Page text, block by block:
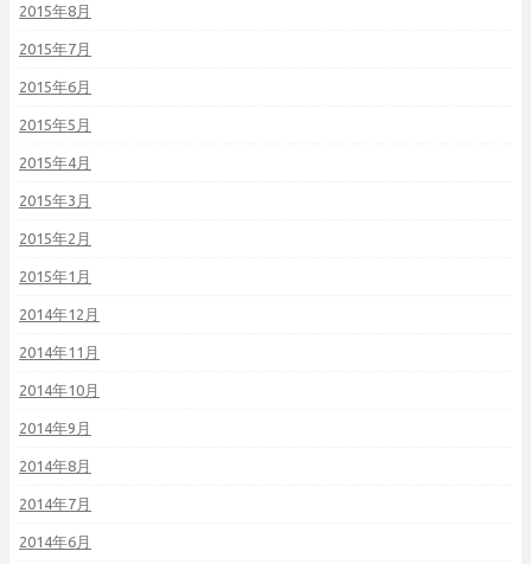
2015年8月
2015年7月
2015年6月
2015年5月
2015年4月
2015年3月
2015年2月
2015年1月
2014年12月
2014年11月
2014年10月
2014年9月
2014年8月
2014年7月
2014年6月